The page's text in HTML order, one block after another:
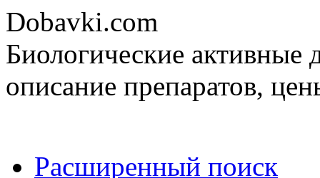
Dobavki.com
Биологические активные
описание препаратов,
Расширенный поиск